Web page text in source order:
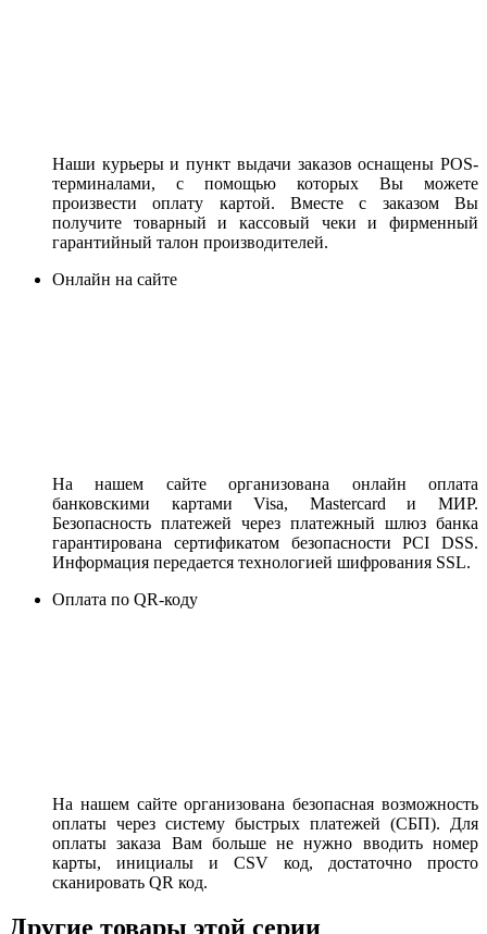
Наши курьеры и пункт выдачи заказов оснащены POS-
терминалами, с помощью которых Вы можете
произвести оплату картой. Вместе с заказом Вы
получите товарный и кассовый чеки и фирменный
гарантийный талон производителей.
Онлайн на сайте
На нашем сайте организована онлайн оплата
банковскими картами Visa, Mastercard и МИР.
Безопасность платежей через платежный шлюз банка
гарантирована сертификатом безопасности PCI DSS.
Информация передается технологией шифрования SSL.
Оплата по QR-коду
На нашем сайте организована безопасная возможность
оплаты через систему быстрых платежей (СБП). Для
оплаты заказа Вам больше не нужно вводить номер
карты, инициалы и CSV код, достаточно просто
сканировать QR код.
Другие товары этой серии